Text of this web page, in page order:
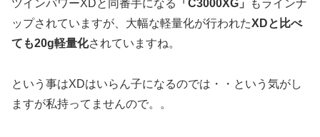
ツインパワーXDと同番手になる 「C3000XG」
もラインナ
ップされていますが、大幅な軽量化が行われたXDと比べ
ても20g軽量化されていますね。
という事はXDはいらん子になるのでは・・という気がし
ますが私持ってませんので。。